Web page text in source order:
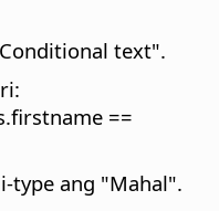
text".
==
type ang "Mahal".